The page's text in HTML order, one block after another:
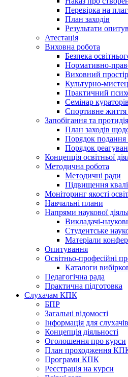
Перевірка на
План заходів
Результати
Атестація
Виховна робота
Безпека
Нормативно-
Виховний
Культурно-
Практичний
Семінар
Спортивне життя
Запобігання та
План заходів
Порядок подання
Порядок
Концепція освітньої
Методична робота
Методичні ради
Підвищення
Моніторинг якості
Навчальні плани
Напрями наукової
Викладачі-
Студентське
Матеріали
Опитування
Освітньо-професійні
Каталоги
Педагогічна рада
Практична підготовка
Слухачам КПК
БПР
Загальні відомості
Інформація для слухачів
Концепція діяльності
Оголошення про курси
План проходження
Програми КПК
Реєстрація на курси